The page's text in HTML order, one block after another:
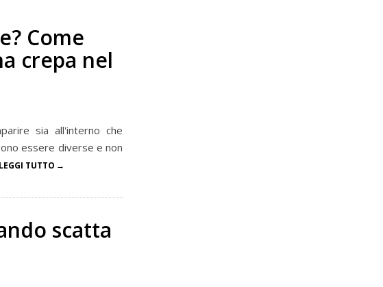
Come
crepa nel
sia all'interno che
essere diverse e non
LEGGI TUTTO
scatta